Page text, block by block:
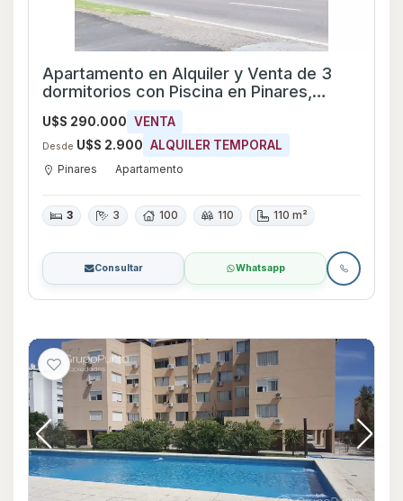
Apartamento en Alquiler y Venta de 3
dormitorios con Piscina en Pinares,
U$S 290.000 VENTA
Desde U$S 2.900 ALQUILER TEMPORAL
Pinares Apartamento
3 3 100 110 110 m²
Consultar Whatsapp